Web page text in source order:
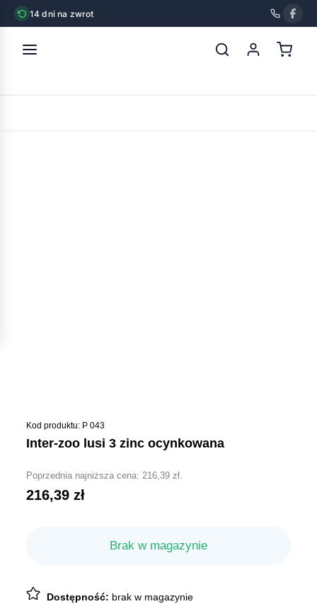
14 dni na zwrot
POWRÓT
Kod produktu: P 043
inter-zoo lusi 3 zinc ocynkowana
Poprzednia najniższa cena:216,39zł.
216,39zł
Brak w magazynie
Dostępność: brak w magazynie